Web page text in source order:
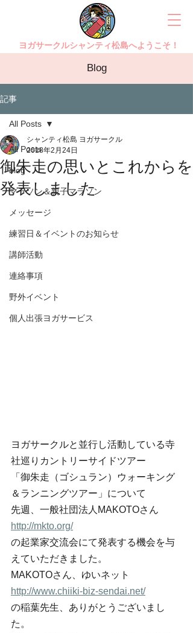
ヨガサークルシャンティ松島へようこそ！
Blog
記事
All Posts
blog
マラソン＆親子マラソン
メッセージ
練習日＆イベントのお知らせ
講師活動
連絡事項
野外イベント
個人出張ヨガサービス
All Posts
御朱走の思いとこれからを
発表しました
シャンティ松島 ヨガサークル
2018年2月24日
ヨガサークルと並行し活動している寺
社巡りカントリーサイドツアー
「御朱走（ゴシュラン）ウォーキング
＆ランニングツアー」について
先週、一般社団法人MAKOTOさん
http://mkto.org/
の起業家交流会にて発表する機会を与
えていただきました。
MAKOTOさん、ゆいネット
http://www.chiiki-biz-sendai.net/
の稲葉先生、ありがとうございまし
た。